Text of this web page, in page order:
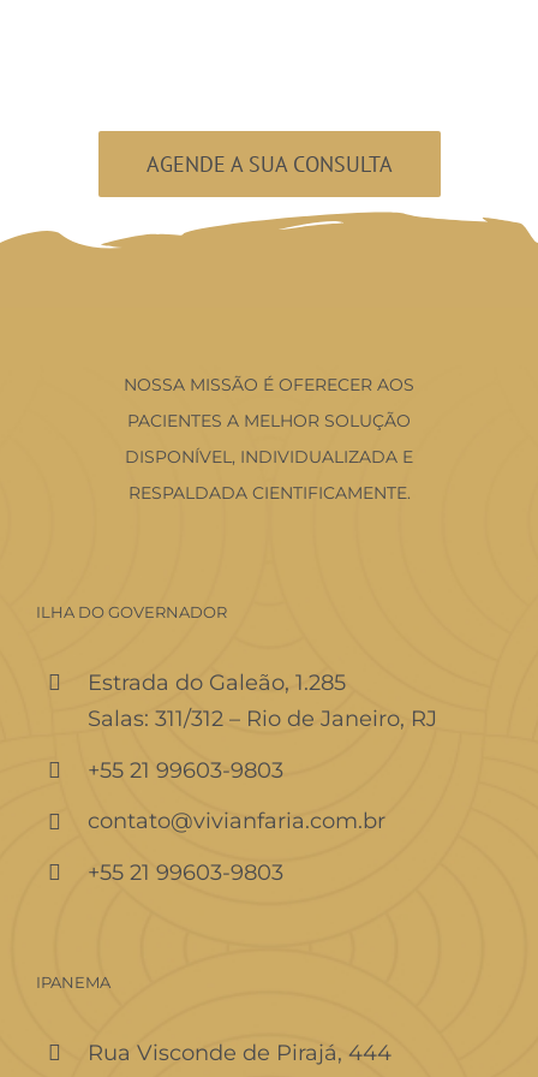
AGENDE A SUA CONSULTA
NOSSA MISSÃO É OFERECER AOS
PACIENTES A MELHOR SOLUÇÃO
DISPONÍVEL, INDIVIDUALIZADA E
RESPALDADA CIENTIFICAMENTE.
ILHA DO GOVERNADOR
Estrada do Galeão, 1.285
Salas: 311/312 – Rio de Janeiro, RJ
+55 21 99603-9803
contato@vivianfaria.com.br
+55 21 99603-9803
IPANEMA
Rua Visconde de Pirajá, 444